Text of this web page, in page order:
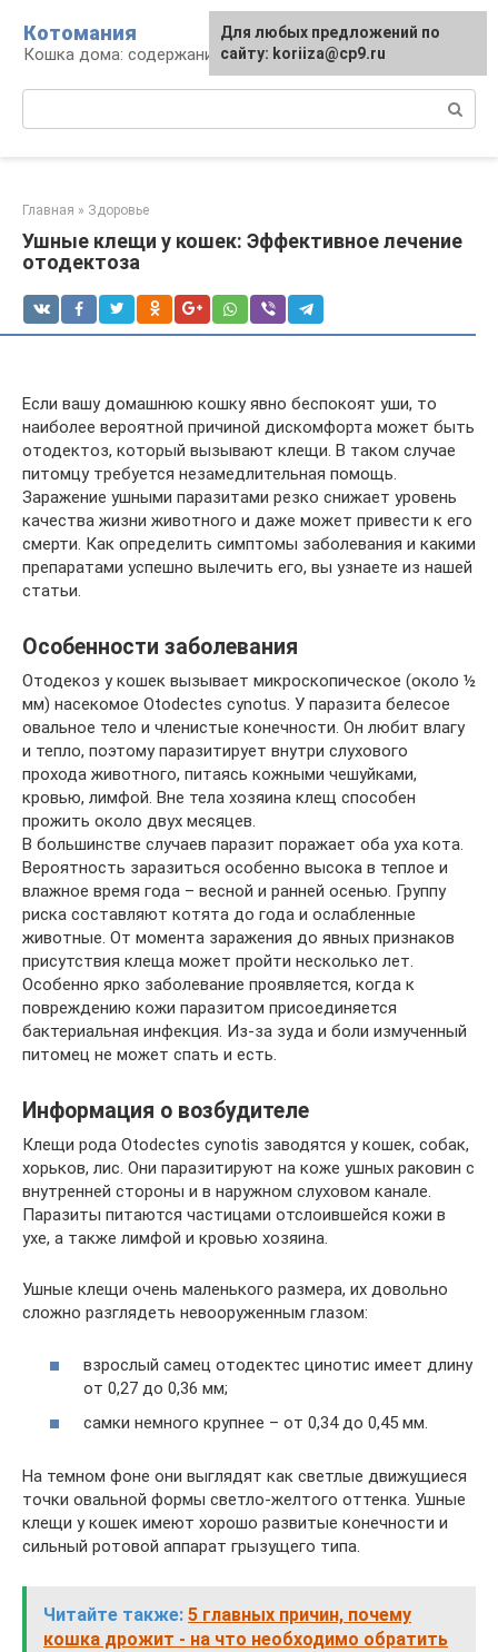
контенту
Котомания
Кошка дома: содержание и уход
Главная » Здоровье
Ушные клещи у кошек: Эффективное лечение
отодектоза
Если вашу домашнюю кошку явно беспокоят уши, то
наиболее вероятной причиной дискомфорта может быть
отодектоз, который вызывают клещи. В таком случае
питомцу требуется незамедлительная помощь.
Заражение ушными паразитами резко снижает уровень
качества жизни животного и даже может привести к его
смерти. Как определить симптомы заболевания и какими
препаратами успешно вылечить его, вы узнаете из нашей
статьи.
Особенности заболевания
Отодекоз у кошек вызывает микроскопическое (около ½
мм) насекомое Otodectes cynotus. У паразита белесое
овальное тело и членистые конечности. Он любит влагу
и тепло, поэтому паразитирует внутри слухового
прохода животного, питаясь кожными чешуйками,
кровью, лимфой. Вне тела хозяина клещ способен
прожить около двух месяцев.
В большинстве случаев паразит поражает оба уха кота.
Вероятность заразиться особенно высока в теплое и
влажное время года – весной и ранней осенью. Группу
риска составляют котята до года и ослабленные
животные. От момента заражения до явных признаков
присутствия клеща может пройти несколько лет.
Особенно ярко заболевание проявляется, когда к
повреждению кожи паразитом присоединяется
бактериальная инфекция. Из-за зуда и боли измученный
питомец не может спать и есть.
Информация о возбудителе
Клещи рода Otodectes cynotis заводятся у кошек, собак,
хорьков, лис. Они паразитируют на коже ушных раковин с
внутренней стороны и в наружном слуховом канале.
Паразиты питаются частицами отслоившейся кожи в
ухе, а также лимфой и кровью хозяина.
Ушные клещи очень маленького размера, их довольно
сложно разглядеть невооруженным глазом:
взрослый самец отодектес цинотис имеет длину
от 0,27 до 0,36 мм;
самки немного крупнее – от 0,34 до 0,45 мм.
На темном фоне они выглядят как светлые движущиеся
точки овальной формы светло-желтого оттенка. Ушные
клещи у кошек имеют хорошо развитые конечности и
сильный ротовой аппарат грызущего типа.
Читайте также: 5 главных причин, почему
кошка дрожит - на что необходимо обратить
Для любых предложений по
сайту: koriiza@cp9.ru